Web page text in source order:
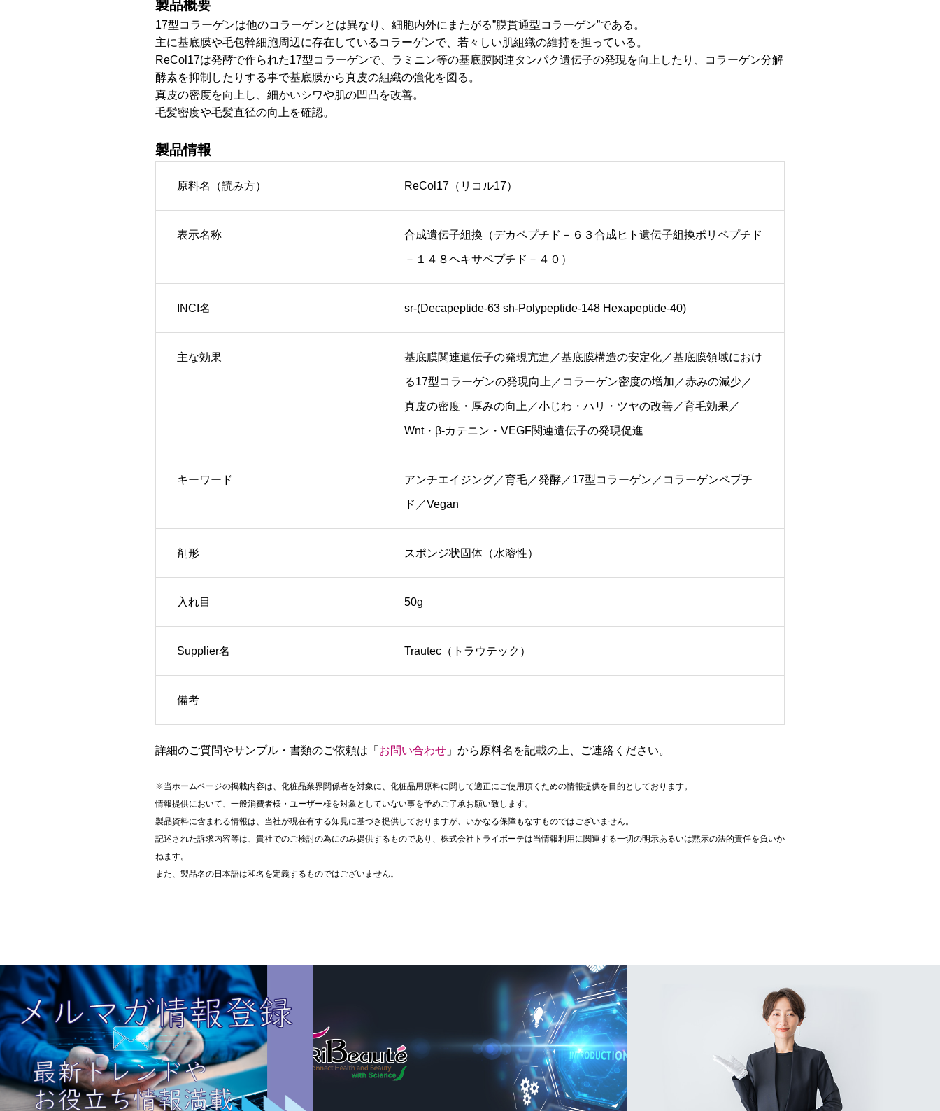
製品概要
17型コラーゲンは他のコラーゲンとは異なり、細胞内外にまたがる”膜貫通型コラーゲン”である。
主に基底膜や毛包幹細胞周辺に存在しているコラーゲンで、若々しい肌組織の維持を担っている。
ReCol17は発酵で作られた17型コラーゲンで、ラミニン等の基底膜関連タンパク遺伝子の発現を向上したり、コラーゲン分解
酵素を抑制したりする事で基底膜から真皮の組織の強化を図る。
真皮の密度を向上し、細かいシワや肌の凹凸を改善。
毛髪密度や毛髪直径の向上を確認。
製品情報
原料名（読み方） ReCol17（リコル17）
表示名称 合成遺伝子組換（デカペプチド－６３合成ヒト遺伝子組換ポリペプチド
－１４８ヘキサペプチド－４０）
INCI名 sr-(Decapeptide-63 sh-Polypeptide-148 Hexapeptide-40)
主な効果 基底膜関連遺伝子の発現亢進／基底膜構造の安定化／基底膜領域におけ
る17型コラーゲンの発現向上／コラーゲン密度の増加／赤みの減少／
真皮の密度・厚みの向上／小じわ・ハリ・ツヤの改善／育毛効果／
Wnt・β-カテニン・VEGF関連遺伝子の発現促進
キーワード アンチエイジング／育毛／発酵／17型コラーゲン／コラーゲンペプチ
ド／Vegan
剤形 スポンジ状固体（水溶性）
入れ目 50g
Supplier名 Trautec（トラウテック）
備考
詳細のご質問やサンプル・書類のご依頼は「 お問い合わせ 」から原料名を記載の上、ご連絡ください。
※当ホームページの掲載内容は、化粧品業界関係者を対象に、化粧品用原料に関して適正にご使用頂くための情報提供を目的としております。
情報提供において、一般消費者様・ユーザー様を対象としていない事を予めご了承お願い致します。
製品資料に含まれる情報は、当社が現在有する知見に基づき提供しておりますが、いかなる保障もなすものではございません。
記述された訴求内容等は、貴社でのご検討の為にのみ提供するものであり、株式会社トライボーテは当情報利用に関連する一切の明示あるいは黙示の法的責任を負いか
ねます。
また、製品名の日本語は和名を定義するものではございません。